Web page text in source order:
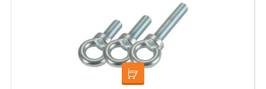
LISA KORVI